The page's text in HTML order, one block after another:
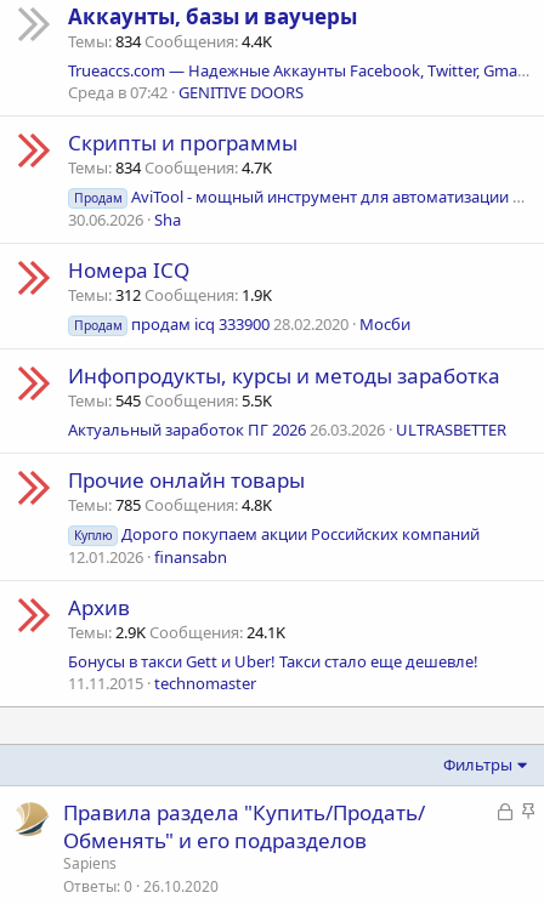
Аккаунты, базы и ваучеры
Темы 834 Сообщения 4.4K
Trueaccs.com — Надежные Аккаунты Facebook, Twitter, Gmail и других Сервисов по Оптовым Ценам
Среда в 07:42 GENITIVE DOORS
Скрипты и программы
Темы 834 Сообщения 4.7K
Продам AviTool - мощный инструмент для автоматизации работы с Avito
30.06.2026 Sha
Номера ICQ
Темы 312 Сообщения 1.9K
Продам продам icq 33390028.02.2020 Мосби
Инфопродукты, курсы и методы заработка
Темы 545 Сообщения 5.5K
Актуальный заработок ПГ 202626.03.2026 ULTRASBETTER
Прочие онлайн товары
Темы 785 Сообщения 4.8K
Куплю Дорого покупаем акции Российских компаний
12.01.2026 finansabn
Архив
Темы 2.9K Сообщения 24.1K
Бонусы в такси Gett и Uber! Такси стало еще дешевле!
11.11.2015 technomaster
Фильтры
З
З
Правила раздела "Купить/Продать/
Обменять" и его подразделов
Sapiens
Ответы 0 26.10.2020